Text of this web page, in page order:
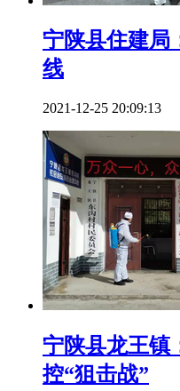
宁陕县住建局
线
2021-12-25 20:09:13
宁陕县龙王镇
控“狙击战”